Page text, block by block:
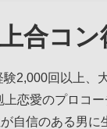
上合コ
験2,000回以上、
上恋愛のプロコ
自信のある男に